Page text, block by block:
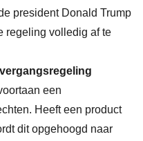
president Donald Trump
regeling volledig af te
een
Heeft een product
dit opgehoogd naar